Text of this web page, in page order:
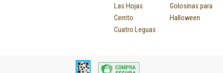
Las Hojas
Cerrito
Cuatro Leguas
Golosinas para
Halloween